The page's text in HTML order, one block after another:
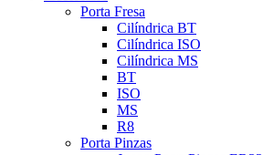
Porta Fresa
Cilíndrica BT
Cilíndrica ISO
Cilíndrica MS
BT
ISO
MS
R8
Porta Pinzas